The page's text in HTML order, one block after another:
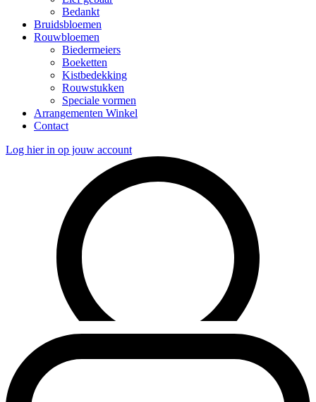
Bedankt
Bruidsbloemen
Rouwbloemen
Biedermeiers
Boeketten
Kistbedekking
Rouwstukken
Speciale vormen
Arrangementen Winkel
Contact
Log hier in op jouw account